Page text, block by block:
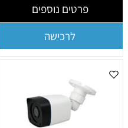
פרטים נוספים
לרכישה